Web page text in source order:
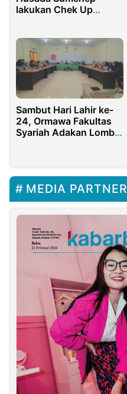
lakukan Chek Up
Sambut Hari Lahir ke-
24, Ormawa Fakultas
Syariah Adakan Lomba
MEDIA PARTNER